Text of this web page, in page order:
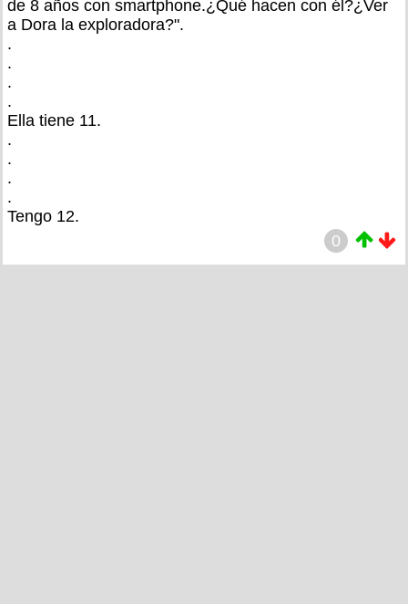
de 8 años con smartphone.¿Qué hacen con él?¿Ver
a Dora la exploradora?".
.
.
.
.
Ella tiene 11.
.
.
.
.
Tengo 12.
0